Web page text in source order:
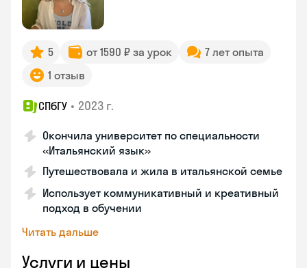
5 от 1590 ₽ за урок
7 лет опыта
1 отзыв
СПбГУ • 2023 г.
Окончила университет по специальности
«Итальянский язык»
Путешествовала и жила в итальянской семье
Использует коммуникативный и креативный
подход в обучении
Читать дальше
Услуги и цены